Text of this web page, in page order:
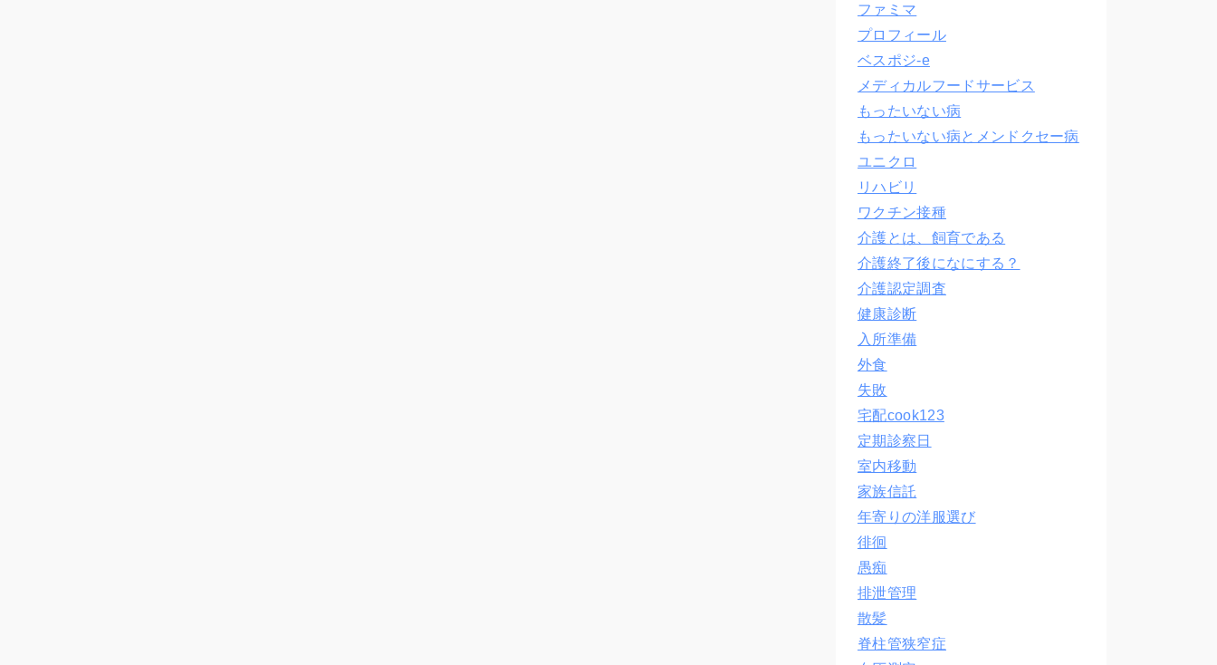
ファミマ
プロフィール
ベスポジ-e
メディカルフードサービス
もったいない病
もったいない病とメンドクセー病
ユニクロ
リハビリ
ワクチン接種
介護とは、飼育である
介護終了後になにする？
介護認定調査
健康診断
入所準備
外食
失敗
宅配cook123
定期診察日
室内移動
家族信託
年寄りの洋服選び
徘徊
愚痴
排泄管理
散髪
脊柱管狭窄症